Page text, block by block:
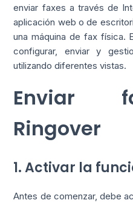
enviar faxes a través de
aplicación web o de
una máquina de fax física.
configurar, enviar y
utilizando diferentes vistas.
Enviar
Ringover
1. Activar la
Antes de comenzar, debe